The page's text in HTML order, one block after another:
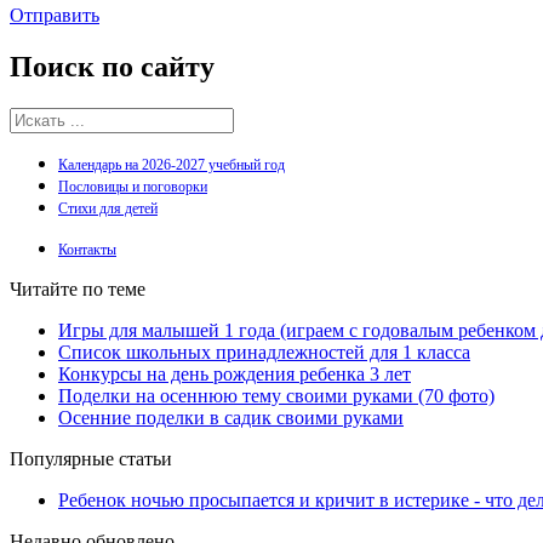
Отправить
Поиск по сайту
Календарь на 2026-2027 учебный год
Пословицы и поговорки
Стихи для детей
Контакты
Читайте по теме
Игры для малышей 1 года (играем с годовалым ребенком
Список школьных принадлежностей для 1 класса
Конкурсы на день рождения ребенка 3 лет
Поделки на осеннюю тему своими руками (70 фото)
Осенние поделки в садик своими руками
Популярные статьи
Ребенок ночью просыпается и кричит в истерике - что